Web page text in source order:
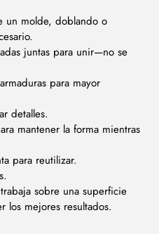
un molde, doblando o
juntas para unir—no se
para mayor
detalles.
mantener la forma mientras
para reutilizar.
sobre una superficie
los mejores resultados.